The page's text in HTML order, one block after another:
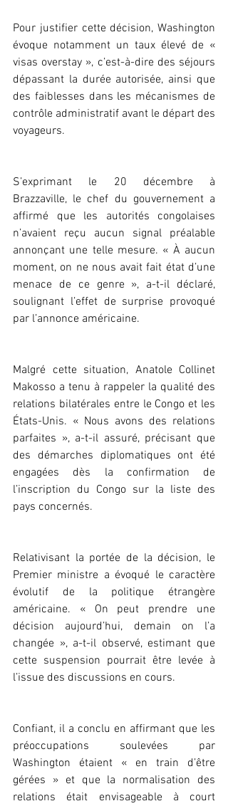
Pour justifier cette décision, Washington
évoque notamment un taux élevé de «
visas overstay », c’est-à-dire des séjours
dépassant la durée autorisée, ainsi que
des faiblesses dans les mécanismes de
contrôle administratif avant le départ des
voyageurs.
S’exprimant le 20 décembre à
Brazzaville, le chef du gouvernement a
affirmé que les autorités congolaises
n’avaient reçu aucun signal préalable
annonçant une telle mesure. « À aucun
moment, on ne nous avait fait état d’une
menace de ce genre », a-t-il déclaré,
soulignant l’effet de surprise provoqué
par l’annonce américaine.
Malgré cette situation, Anatole Collinet
Makosso a tenu à rappeler la qualité des
relations bilatérales entre le Congo et les
États-Unis. « Nous avons des relations
parfaites », a-t-il assuré, précisant que
des démarches diplomatiques ont été
engagées dès la confirmation de
l’inscription du Congo sur la liste des
pays concernés.
Relativisant la portée de la décision, le
Premier ministre a évoqué le caractère
évolutif de la politique étrangère
américaine. « On peut prendre une
décision aujourd’hui, demain on l’a
changée », a-t-il observé, estimant que
cette suspension pourrait être levée à
l’issue des discussions en cours.
Confiant, il a conclu en affirmant que les
préoccupations soulevées par
Washington étaient « en train d’être
gérées » et que la normalisation des
relations était envisageable à court